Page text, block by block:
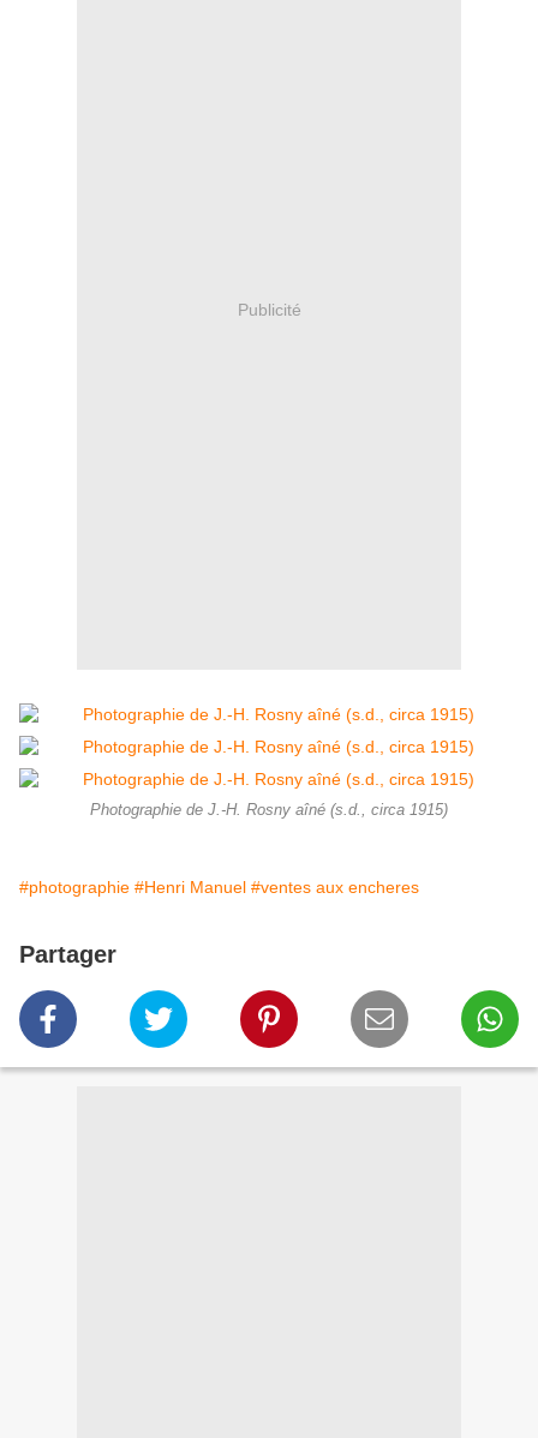
Publicité
Photographie de J.-H. Rosny aîné (s.d., circa 1915)
#photographie #Henri Manuel #ventes aux encheres
Partager